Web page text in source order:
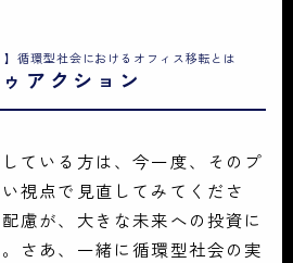
】循環型社会におけるオフィス移転とは
アクション
ている方は、今一度、そのプ
視点で見直してみてくださ
慮が、大きな未来への投資に
さあ、一緒に循環型社会の実